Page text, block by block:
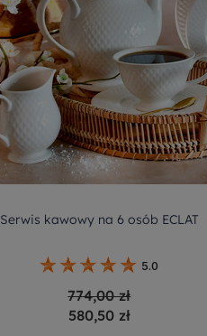
Serwis kawowy na 6 osób ECLAT
5.0
774,00 zł
580,50 zł